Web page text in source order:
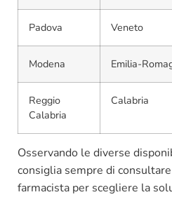
Padova Veneto
Modena Emilia-
Reggio
Calabria
Calabria
Osservando le diverse
consiglia sempre di
farmacista per scegliere la